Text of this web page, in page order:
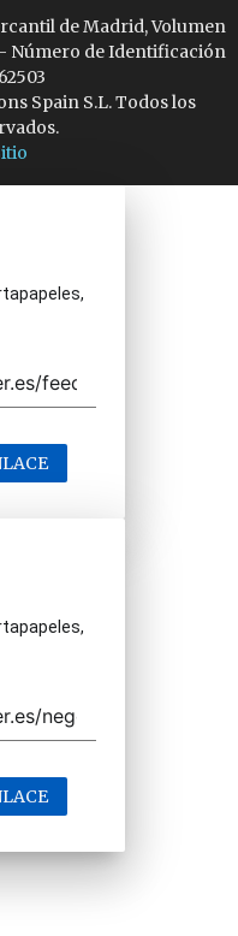
de Madrid, Volumen
- Número de Identificación
Spain S.L. Todos los